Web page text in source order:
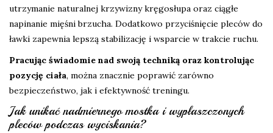
utrzymanie naturalnej krzywizny kręgosłupa oraz ciągłe
napinanie mięśni brzucha. Dodatkowo przyciśnięcie pleców do
ławki zapewnia lepszą stabilizację i wsparcie w trakcie ruchu.
Pracując świadomie nad swoją techniką oraz kontrolując
pozycję ciała, można znacznie poprawić zarówno
bezpieczeństwo, jak i efektywność treningu.
Jak unikać nadmiernego mostka i wypłaszczonych
pleców podczas wyciskania?